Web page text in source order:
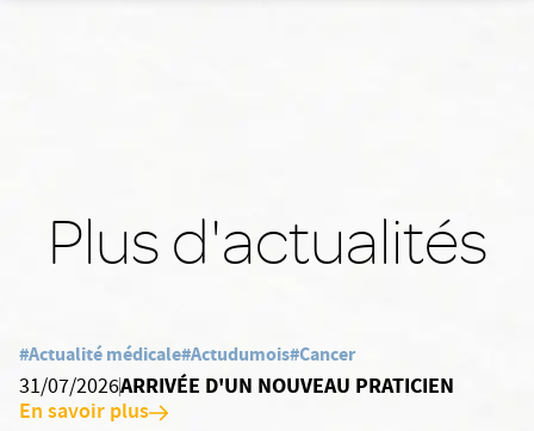
Plus d'actualités
#Actualité médicale#Actudumois#Cancer
31/07/2026ARRIVÉE D'UN NOUVEAU PRATICIEN
En savoir plus